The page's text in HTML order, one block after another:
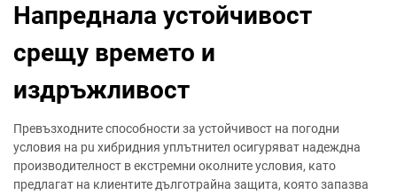
Напреднала устойчивост
срещу времето и
издръжливост
Превъзходните способности за устойчивост на погодни
условия на pu хибридния уплътнител осигуряват надеждна
производителност в екстремни околните условия, като
предлагат на клиентите дълготрайна защита, която запазва